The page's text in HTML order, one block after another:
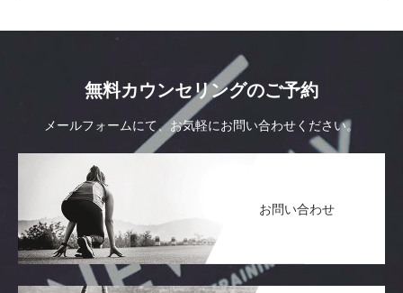
無料カウンセリングのご予約
メールフォームにて、お気軽にお問い合わせください。
お問い合わせ